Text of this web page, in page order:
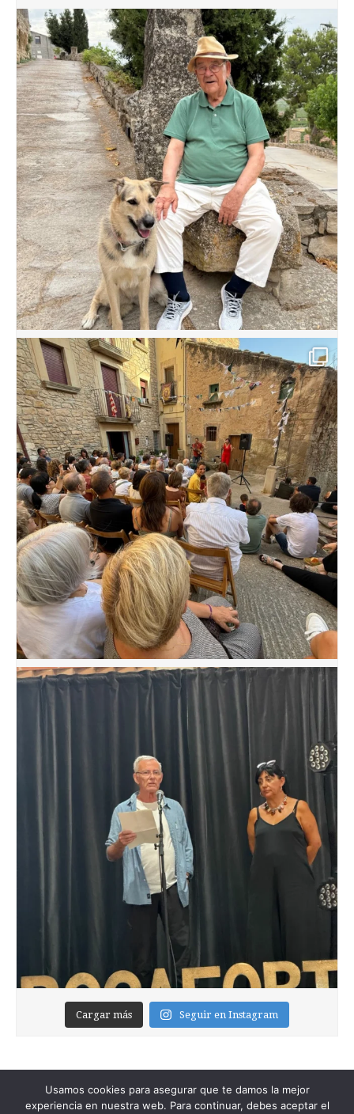
Cargar más Seguir en Instagram
Usamos cookies para asegurar que te damos la mejor
experiencia en nuestra web. Para continuar, debes aceptar el